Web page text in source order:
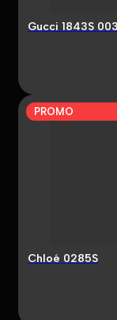
Gucci 1843S
PROMO
Chloé 0285S